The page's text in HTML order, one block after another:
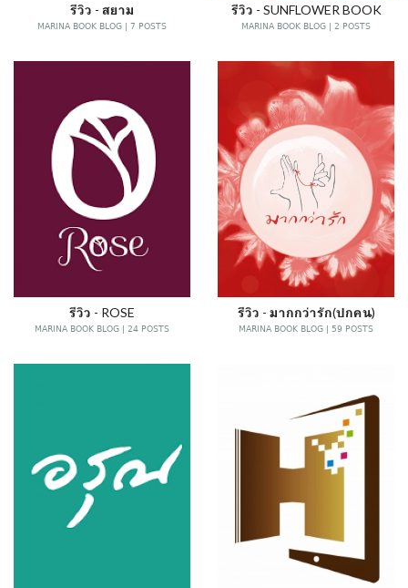
รีวิว - สยาม
MARINA BOOK BLOG | 7 POSTS
รีวิว - SUNFLOWER BOOK
MARINA BOOK BLOG | 2 POSTS
รีวิว - ROSE
MARINA BOOK BLOG | 24 POSTS
รีวิว - มากกว่ารัก(ปกคน)
MARINA BOOK BLOG | 59 POSTS